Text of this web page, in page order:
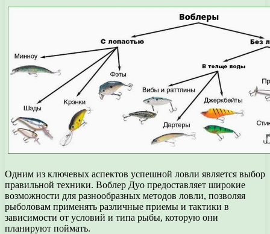
Одним из ключевых аспектов успешной ловли является выбор
правильной техники. Воблер Дуо предоставляет широкие
возможности для разнообразных методов ловли, позволяя
рыболовам применять различные приемы и тактики в
зависимости от условий и типа рыбы, которую они
планируют поймать.